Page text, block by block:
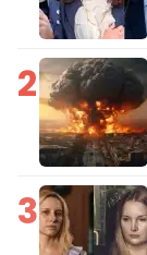
2
3